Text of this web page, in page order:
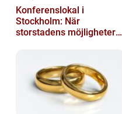
Konferenslokal i
Stockholm: När
storstadens möjligheter